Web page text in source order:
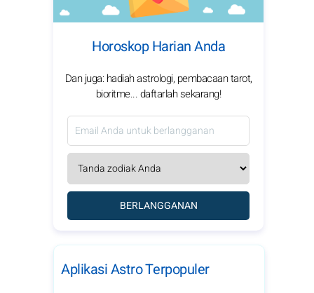
Horoskop Harian Anda
Dan juga: hadiah astrologi, pembacaan tarot,
bioritme... daftarlah sekarang!
BERLANGGANAN
Aplikasi Astro Terpopuler